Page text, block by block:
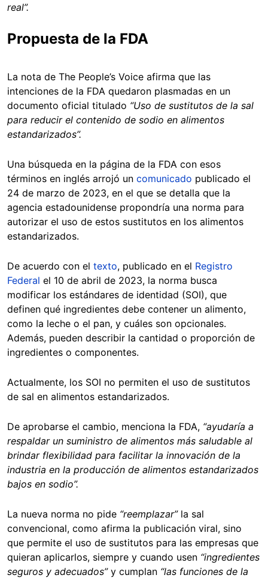
real”.
Propuesta de la FDA
La nota de The People’s Voice afirma que las
intenciones de la FDA quedaron plasmadas en un
documento oficial titulado “Uso de sustitutos de la sal
para reducir el contenido de sodio en alimentos
estandarizados”.
Una búsqueda en la página de la FDA con esos
términos en inglés arrojó un comunicado publicado el
24 de marzo de 2023, en el que se detalla que la
agencia estadounidense propondría una norma para
autorizar el uso de estos sustitutos en los alimentos
estandarizados.
De acuerdo con el texto, publicado en el Registro
Federal el 10 de abril de 2023, la norma busca
modificar los estándares de identidad (SOI), que
definen qué ingredientes debe contener un alimento,
como la leche o el pan, y cuáles son opcionales.
Además, pueden describir la cantidad o proporción de
ingredientes o componentes.
Actualmente, los SOI no permiten el uso de sustitutos
de sal en alimentos estandarizados.
De aprobarse el cambio, menciona la FDA, “ayudaría a
respaldar un suministro de alimentos más saludable al
brindar flexibilidad para facilitar la innovación de la
industria en la producción de alimentos estandarizados
bajos en sodio”.
La nueva norma no pide “reemplazar”la sal
convencional, como afirma la publicación viral, sino
que permite el uso de sustitutos para las empresas que
quieran aplicarlos, siempre y cuando usen “ingredientes
seguros y adecuados”y cumplan “las funciones de la